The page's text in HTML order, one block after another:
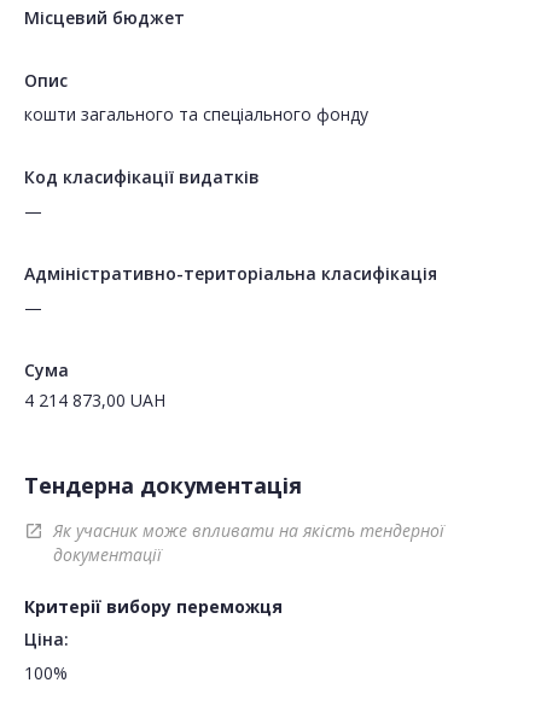
Місцевий бюджет
Опис
кошти загального та спеціального фонду
Код класифікації видатків
—
Адміністративно-територіальна класифікація
—
Сума
4 214 873,00 UAH
Тендерна документація
open_in_new
Як учасник може впливати на якість тендерної
документації
Критерії вибору переможця
Ціна:
100%